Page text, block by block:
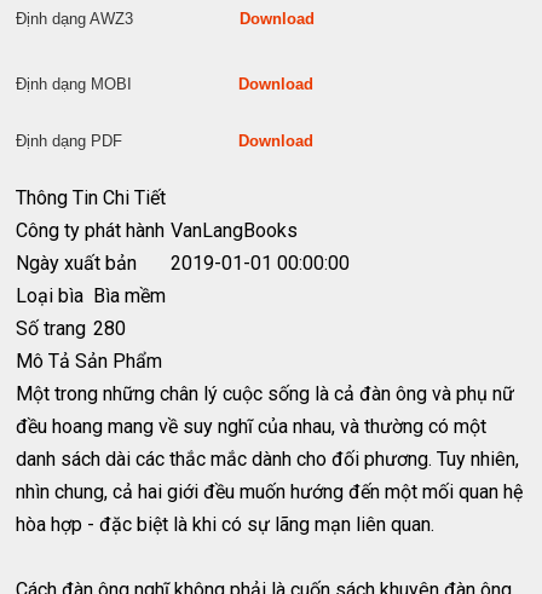
Định dạng AWZ3 Download
Định dạng MOBI Download
Định dạng PDF Download
Thông Tin Chi Tiết
Công ty phát hành VanLangBooks
Ngày xuất bản
2019-01-01 00:00:00
Loại bìa Bìa mềm
Số trang 280
Mô Tả Sản Phẩm
Một trong những chân lý cuộc sống là cả đàn ông và phụ nữ
đều hoang mang về suy nghĩ của nhau, và thường có một
danh sách dài các thắc mắc dành cho đối phương. Tuy nhiên,
nhìn chung, cả hai giới đều muốn hướng đến một mối quan hệ
hòa hợp - đặc biệt là khi có sự lãng mạn liên quan.